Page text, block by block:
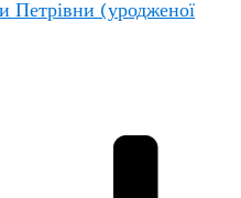
Петрівни (уродженої